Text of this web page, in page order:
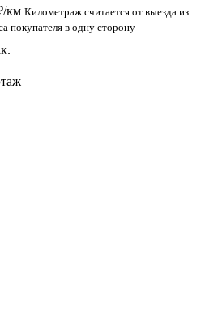
км Километраж считается от выезда из
покупателя в одну сторону